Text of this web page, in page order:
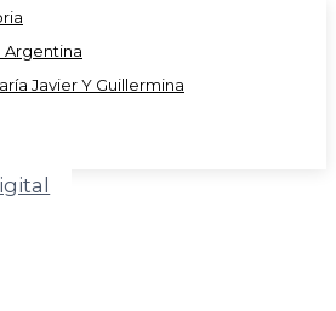
Argentina
Javier Y Guillermina